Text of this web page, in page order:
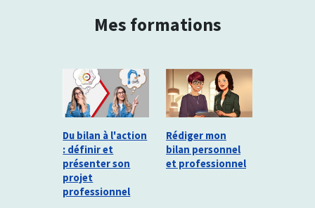
Mes formations
Du bilan à l'action
: définir et
présenter son
projet
professionnel
Rédiger mon
bilan personnel
et professionnel